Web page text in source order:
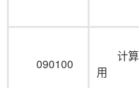
090100
计
用